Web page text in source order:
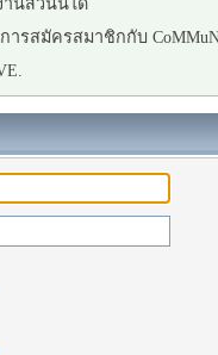
ารสมัครสมาชิกกับ